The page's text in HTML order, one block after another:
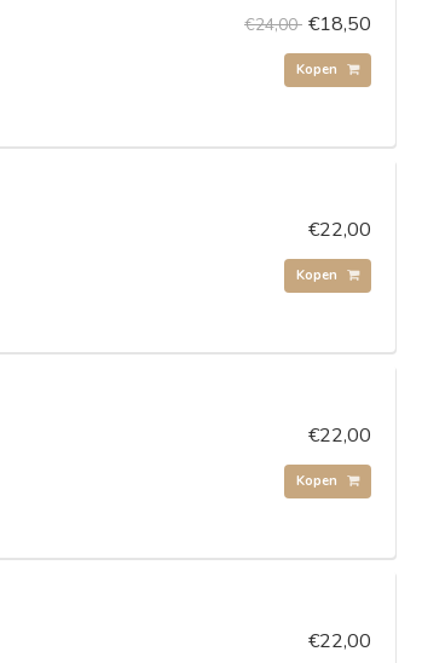
€24,00 €18,50
Kopen
€22,00
Kopen
€22,00
Kopen
€22,00